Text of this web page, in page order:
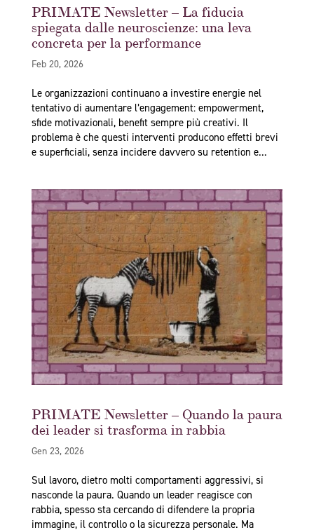
PRIMATE Newsletter – La fiducia
spiegata dalle neuroscienze: una leva
concreta per la performance
Feb 20, 2026
Le organizzazioni continuano a investire energie nel
tentativo di aumentare l’engagement: empowerment,
sfide motivazionali, benefit sempre più creativi. Il
problema è che questi interventi producono effetti brevi
e superficiali, senza incidere davvero su retention e...
PRIMATE Newsletter – Quando la paura
dei leader si trasforma in rabbia
Gen 23, 2026
Sul lavoro, dietro molti comportamenti aggressivi, si
nasconde la paura. Quando un leader reagisce con
rabbia, spesso sta cercando di difendere la propria
immagine, il controllo o la sicurezza personale. Ma